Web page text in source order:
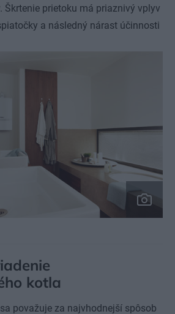
Škrtenie prietoku má priaznivý vplyv
a následný nárast účinnosti
kotla
považuje za najvhodnejší spôsob